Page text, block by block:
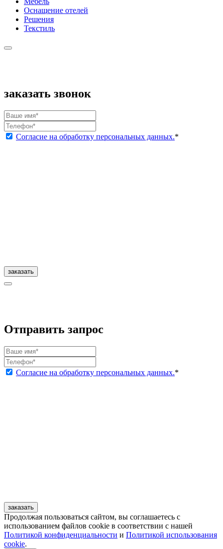
Оснащение отелей
Решения
Текстиль
заказать звонок
Согласие на обработку персональных данных.*
заказать
Отправить запрос
Согласие на обработку персональных данных.*
заказать
Продолжая пользоваться сайтом, вы соглашаетесь с
использованием файлов cookie в соответствии с нашей
Политикой конфиденциальности и Политикой использования
cookie.